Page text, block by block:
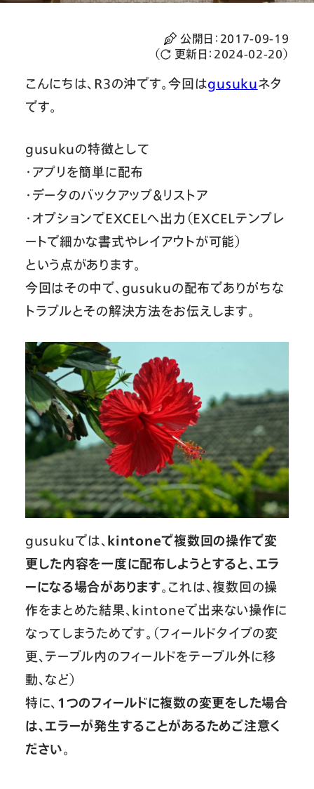
公開日： 2017-09-19
（
更新日： 2024-02-20）
こんにちは、R3の沖です。今回はgusukuネタ
です。
gusukuの特徴として
・アプリを簡単に配布
・データのバックアップ＆リストア
・オプションでEXCELへ出力（EXCELテンプレ
ートで細かな書式やレイアウトが可能）
という点があります。
今回はその中で、gusukuの配布でありがちな
トラブルとその解決方法をお伝えします。
gusukuでは、 kintoneで複数回の操作で変
更した内容を一度に配布しようとすると、エラ
ーになる場合があります。これは、複数回の操
作をまとめた結果、kintoneで出来ない操作に
なってしまうためです。（フィールドタイプの変
更、テーブル内のフィールドをテーブル外に移
動、など）
特に、 １つのフィールドに複数の変更をした場合
は、エラーが発生することがあるためご注意く
ださい。